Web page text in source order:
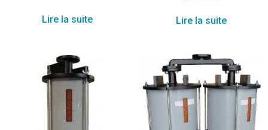
Lire la suite Lire la suite